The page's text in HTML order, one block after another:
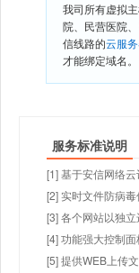
我司所有虚拟
院、民营医院
信线路的云服
才能绑定域名
服务标准说明
[1] 基于安信网络
[2] 实时文件防病
[3] 各个网站以独
[4] 功能强大控制
[5] 提供WEB上传